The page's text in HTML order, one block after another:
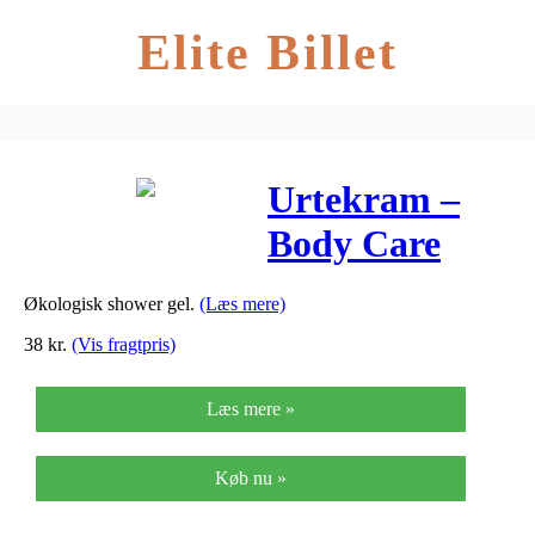
Elite Billet
Urtekram –
Body Care
Showergel
– 245 ml
Økologisk shower gel. (Læs mere)
38 kr. (Vis fragtpris)
Læs mere »
Køb nu »